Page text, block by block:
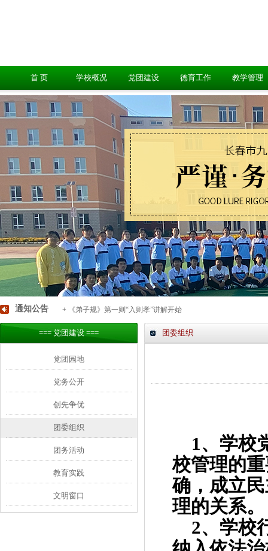
首 页 学校概况 党团建设 德育工作 教学管理
通知公告 + 《弟子规》第一则“入则孝”讲解开始
=== 党团建设 ===
党团园地
党务公开
创先争优
团委组织
团务活动
教育实践
文明窗口
团委组织
1、学校
校管理的
确，成立
理的关系。
2、学校